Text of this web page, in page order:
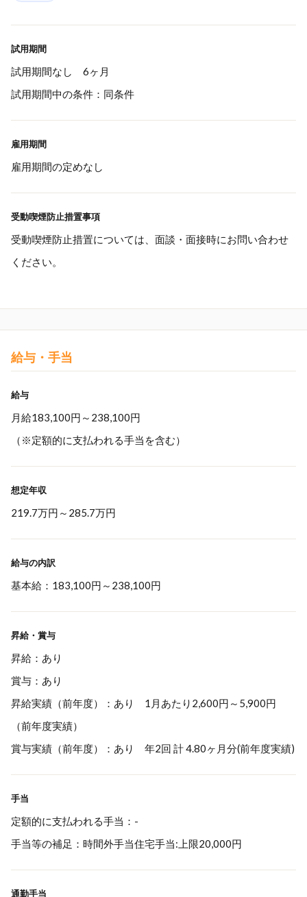
試用期間
試用期間なし 6ヶ月
試用期間中の条件：同条件
雇用期間
雇用期間の定めなし
受動喫煙防止措置事項
受動喫煙防止措置については、面談・面接時にお問い合わせ
ください。
給与・手当
給与
月給183,100円～238,100円
（※定額的に支払われる手当を含む）
想定年収
219.7万円 ～ 285.7万円
給与の内訳
基本給：183,100円～238,100円
昇給・賞与
昇給：あり
賞与：あり
昇給実績（前年度）：あり 1月あたり2,600円～5,900円
（前年度実績）
賞与実績（前年度）：あり 年2回 計 4.80ヶ月分(前年度実績)
手当
定額的に支払われる手当：-
手当等の補足：時間外手当住宅手当:上限20,000円
通勤手当